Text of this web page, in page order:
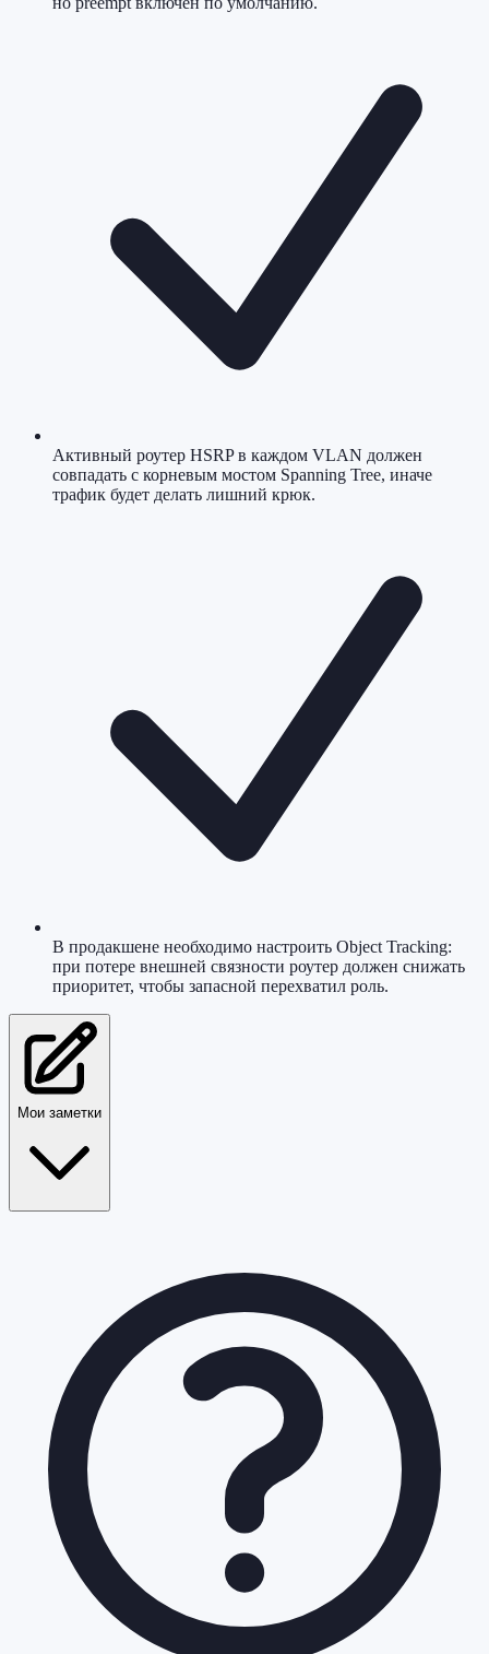
Активный роутер HSRP в каждом VLAN должен
совпадать с корневым мостом Spanning Tree, иначе
трафик будет делать лишний крюк.
В продакшене необходимо настроить Object Tracking:
при потере внешней связности роутер должен снижать
приоритет, чтобы запасной перехватил роль.
Мои заметки